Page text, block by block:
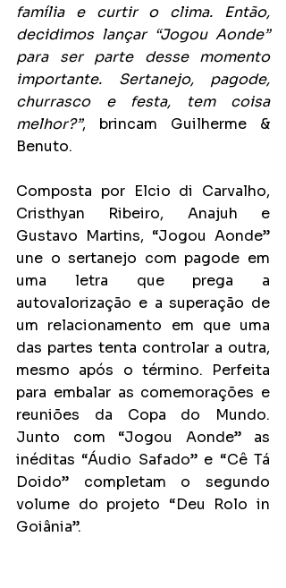
família e curtir o clima. Então,
decidimos lançar “Jogou Aonde”
para ser parte desse momento
importante. Sertanejo, pagode,
churrasco e festa, tem coisa
melhor?”, brincam Guilherme &
Benuto.
Composta por Elcio di Carvalho,
Cristhyan Ribeiro, Anajuh e
Gustavo Martins, “Jogou Aonde”
une o sertanejo com pagode em
uma letra que prega a
autovalorização e a superação de
um relacionamento em que uma
das partes tenta controlar a outra,
mesmo após o término. Perfeita
para embalar as comemorações e
reuniões da Copa do Mundo.
Junto com “Jogou Aonde” as
inéditas “Áudio Safado” e “Cê Tá
Doido” completam o segundo
volume do projeto “Deu Rolo in
Goiânia”.